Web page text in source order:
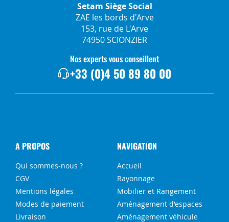
Setam Siège Social
ZAE les bords d'Arve
153, rue de L'Arve
74950 SCIONZIER
Nos experts vous conseillent
+33 (0)4 50 89 80 00
A PROPOS
Qui sommes-nous ?
CGV
Mentions légales
Modes de paiement
Livraison
NAVIGATION
Accueil
Rayonnage
Mobilier et Rangement
Aménagement d'espaces
Aménagement véhicule